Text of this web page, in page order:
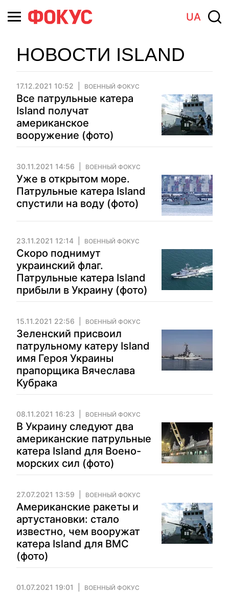
UA
НОВОСТИ ISLAND
17.12.2021 10:52 ВОЕННЫЙ ФОКУС
Все патрульные катера
Island получат
американское
вооружение (фото)
30.11.2021 14:56 ВОЕННЫЙ ФОКУС
Уже в открытом море.
Патрульные катера Island
спустили на воду (фото)
23.11.2021 12:14 ВОЕННЫЙ ФОКУС
Скоро поднимут
украинский флаг.
Патрульные катера Island
прибыли в Украину (фото)
15.11.2021 22:56 ВОЕННЫЙ ФОКУС
Зеленский присвоил
патрульному катеру Island
имя Героя Украины
прапорщика Вячеслава
Кубрака
08.11.2021 16:23 ВОЕННЫЙ ФОКУС
В Украину следуют два
американские патрульные
катера Island для Воено-
морских сил (фото)
27.07.2021 13:59 ВОЕННЫЙ ФОКУС
Американские ракеты и
артустановки: стало
известно, чем вооружат
катера Island для ВМС
(фото)
01.07.2021 19:01 ВОЕННЫЙ ФОКУС